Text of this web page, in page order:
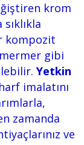
krom
kompozit
gibi
Yetkin
imalatını
zamanda
ve